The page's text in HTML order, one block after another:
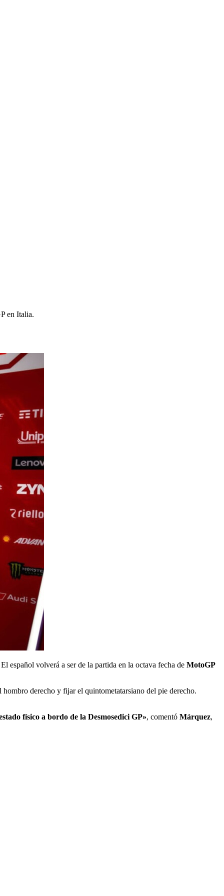
en Italia.
El español volverá a ser de la partida en la octava fecha de MotoGP
derecho y fijar el quintometatarsiano del pie derecho.
físico a bordo de la Desmosedici GP», comentó Márquez,